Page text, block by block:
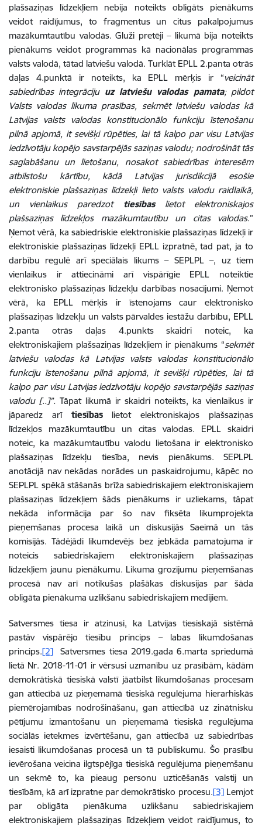
plašsaziņas līdzekļiem nebija noteikts obligāts pienākums
veidot raidījumus, to fragmentus un citus pakalpojumus
mazākumtautību valodās. Gluži pretēji – likumā bija noteikts
pienākums veidot programmas kā nacionālas programmas
valsts valodā, tātad latviešu valodā. Turklāt EPLL 2.panta otrās
daļas 4.punktā ir noteikts, ka EPLL mērķis ir “veicināt
sabiedrības integrāciju uz latviešu valodas pamata; pildot
Valsts valodas likuma prasības, sekmēt latviešu valodas kā
Latvijas valsts valodas konstitucionālo funkciju īstenošanu
pilnā apjomā, it sevišķi rūpēties, lai tā kalpo par visu Latvijas
iedzīvotāju kopējo savstarpējās saziņas valodu; nodrošināt tās
saglabāšanu un lietošanu, nosakot sabiedrības interesēm
atbilstošu kārtību, kādā Latvijas jurisdikcijā esošie
elektroniskie plašsaziņas līdzekļi lieto valsts valodu raidlaikā,
un vienlaikus paredzottiesībaslietot elektroniskajos
plašsaziņas līdzekļos mazākumtautību un citas valodas.”
Ņemot vērā, ka sabiedriskie elektroniskie plašsaziņas līdzekļi ir
elektroniskie plašsaziņas līdzekļi EPLL izpratnē, tad pat, ja to
darbību regulē arī speciālais likums – SEPLPL –, uz tiem
vienlaikus ir attiecināmi arī vispārīgie EPLL noteiktie
elektronisko plašsaziņas līdzekļu darbības nosacījumi. Ņemot
vērā, ka EPLL mērķis ir īstenojams caur elektronisko
plašsaziņas līdzekļu un valsts pārvaldes iestāžu darbību, EPLL
2.panta otrās daļas 4.punkts skaidri noteic, ka
elektroniskajiem plašsaziņas līdzekļiem ir pienākums “sekmēt
latviešu valodas kā Latvijas valsts valodas konstitucionālo
funkciju īstenošanu pilnā apjomā, it sevišķi rūpēties, lai tā
kalpo par visu Latvijas iedzīvotāju kopējo savstarpējās saziņas
valodu [..]”. Tāpat likumā ir skaidri noteikts, ka vienlaikus ir
jāparedz arī tiesībaslietot elektroniskajos plašsaziņas
līdzekļos mazākumtautību un citas valodas. EPLL skaidri
noteic, ka mazākumtautību valodu lietošana ir elektronisko
plašsaziņas līdzekļu tiesība, nevis pienākums. SEPLPL
anotācijā nav nekādas norādes un paskaidrojumu, kāpēc no
SEPLPL spēkā stāšanās brīža sabiedriskajiem elektroniskajiem
plašsaziņas līdzekļiem šāds pienākums ir uzliekams, tāpat
nekāda informācija par šo nav fiksēta likumprojekta
pieņemšanas procesa laikā un diskusijās Saeimā un tās
komisijās. Tādējādi likumdevējs bez jebkāda pamatojuma ir
noteicis sabiedriskajiem elektroniskajiem plašsaziņas
līdzekļiem jaunu pienākumu. Likuma grozījumu pieņemšanas
procesā nav arī notikušas plašākas diskusijas par šāda
obligāta pienākuma uzlikšanu sabiedriskajiem medijiem.
Satversmes tiesa ir atzinusi, ka Latvijas tiesiskajā sistēmā
pastāv vispārējo tiesību princips – labas likumdošanas
princips.[2] Satversmes tiesa 2019.gada 6.marta spriedumā
lietā Nr. 2018-11-01 ir vērsusi uzmanību uz prasībām, kādām
demokrātiskā tiesiskā valstī jāatbilst likumdošanas procesam
gan attiecībā uz pieņemamā tiesiskā regulējuma hierarhiskās
piemērojamības nodrošināšanu, gan attiecībā uz zinātnisku
pētījumu izmantošanu un pieņemamā tiesiskā regulējuma
sociālās ietekmes izvērtēšanu, gan attiecībā uz sabiedrības
iesaisti likumdošanas procesā un tā publiskumu. Šo prasību
ievērošana veicina ilgtspējīga tiesiskā regulējuma pieņemšanu
un sekmē to, ka pieaug personu uzticēšanās valstij un
tiesībām, kā arī izpratne par demokrātisko procesu.[3]Lemjot
par obligāta pienākuma uzlikšanu sabiedriskajiem
elektroniskajiem plašsaziņas līdzekļiem veidot raidījumus, to